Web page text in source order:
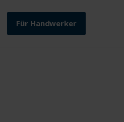
Für Handwerker